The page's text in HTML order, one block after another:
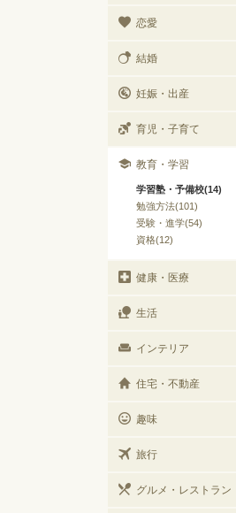
恋愛
結婚
妊娠・出産
育児・子育て
教育・学習
学習塾・予備校(14)
勉強方法(101)
受験・進学(54)
資格(12)
健康・医療
生活
インテリア
住宅・不動産
趣味
旅行
グルメ・レストラン